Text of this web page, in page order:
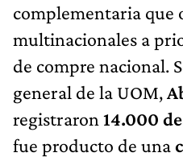
complementaria que
multinacionales a
de compre nacional.
general de la UOM,
registraron 14.000
fue producto de una